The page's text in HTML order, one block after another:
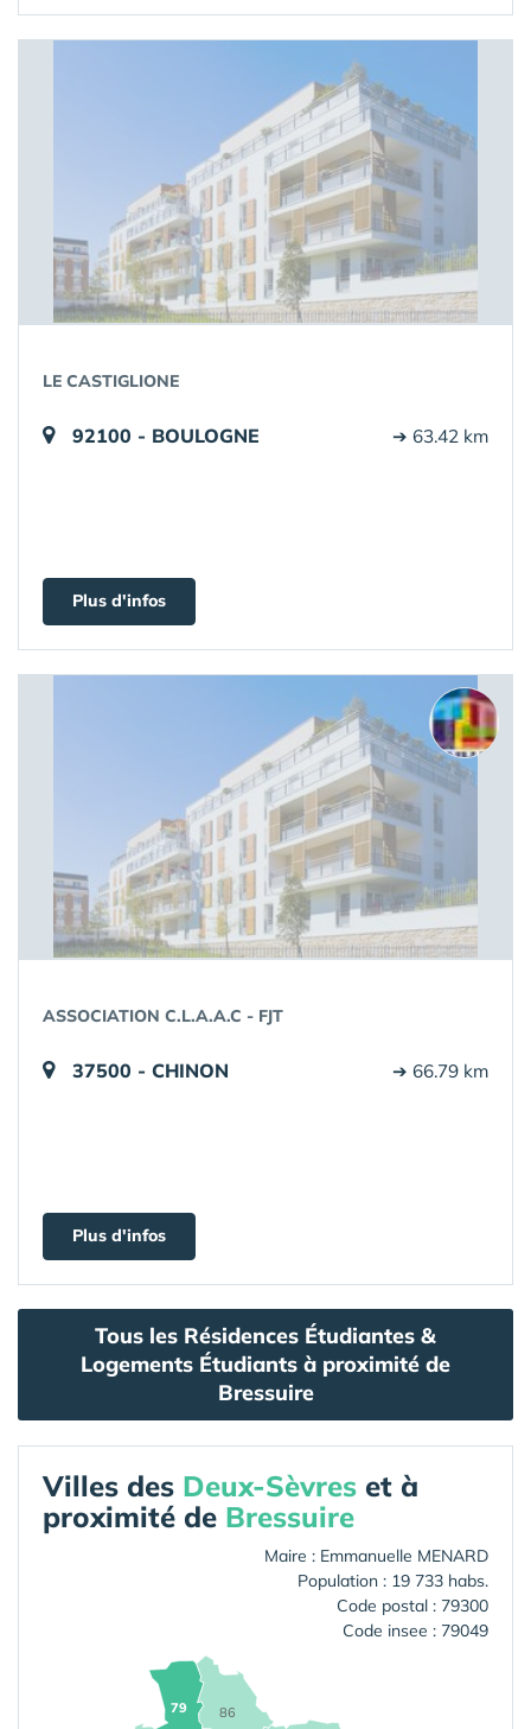
LE CASTIGLIONE
92100 - BOULOGNE ➔ 63.42 km
Plus d'infos
ASSOCIATION C.L.A.A.C - FJT
37500 - CHINON ➔ 66.79 km
Plus d'infos
Tous les Résidences Étudiantes &
Logements Étudiants à proximité de
Bressuire
Villes des Deux-Sèvres et à
proximité de Bressuire
Maire : Emmanuelle MENARD
Population : 19 733 habs.
Code postal : 79300
Code insee : 79049
79 86